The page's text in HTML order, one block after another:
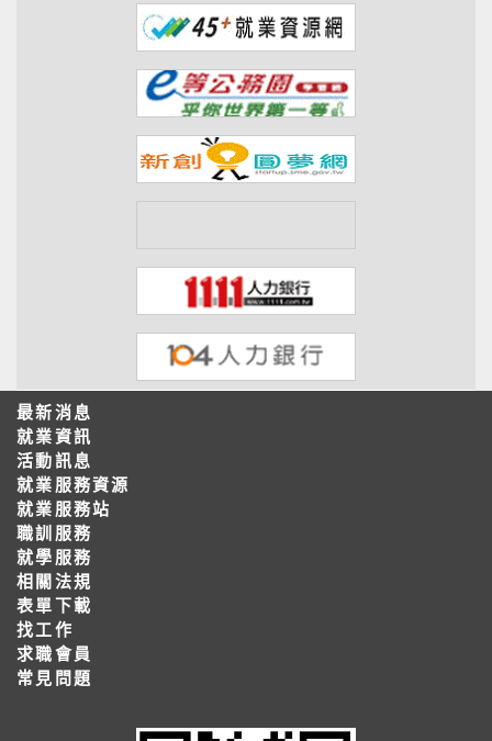
最新消息
就業資訊
活動訊息
就業服務資源
就業服務站
職訓服務
就學服務
相關法規
表單下載
找工作
求職會員
常見問題